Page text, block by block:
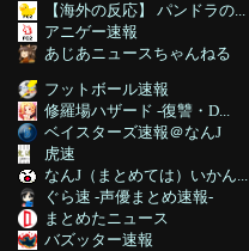
【海外の反応】 パンドラの...
アニゲー速報
あじあニュースちゃんねる
フットボール速報
修羅場ハザード -復讐・D...
ベイスターズ速報＠なんJ
虎速
なんJ（まとめては）いかん...
ぐら速 -声優まとめ速報-
まとめたニュース
バズッター速報